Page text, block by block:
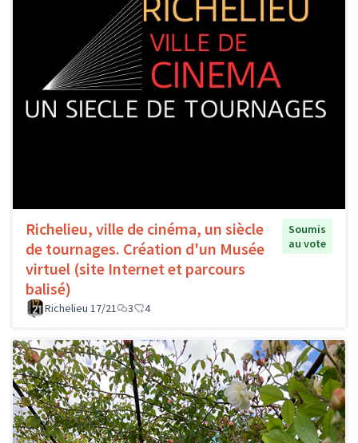
Richelieu, ville de cinéma, un siècle
de tournages. Création d'un Musée
virtuel (site Internet et parcours
balisé)
Soumis
au vote
Richelieu 17/21 3 4